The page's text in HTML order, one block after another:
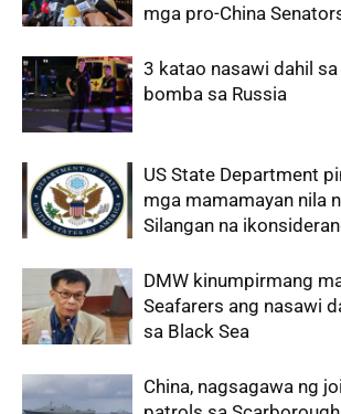
mga pro-China
3 katao nasawi dahil
bomba sa Russia
US State Department
mga mamamayan nila
Silangan na
DMW kinumpirmang
Seafarers ang nasawi
sa Black Sea
China, nagsagawa ng